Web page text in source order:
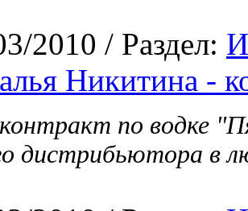
2010 / Раздел:
Никитина -
по водке
дистрибьютора в